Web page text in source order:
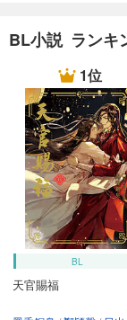
BL小説 ランキ
1位
BL
天官賜福